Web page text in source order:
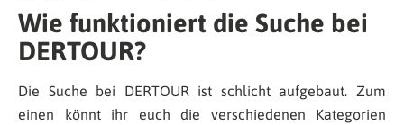
Wie funktioniert die Suche bei
DERTOUR?
Die Suche bei DERTOUR ist schlicht aufgebaut. Zum
einen könnt ihr euch die verschiedenen Kategorien